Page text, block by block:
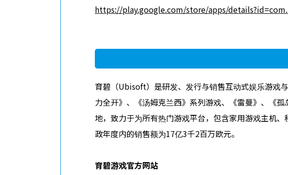
https://play.google.com/store/apps/
育碧（Ubisoft）是研发、发行与销售互动式娱乐游戏
力全开》、《汤姆克兰西》系列游戏、《雷曼》、《
地，致力于为所有热门游戏平台，包含家用游戏主机
政年度内的销售额为17亿3千2百万欧元。
育碧游戏官方网站